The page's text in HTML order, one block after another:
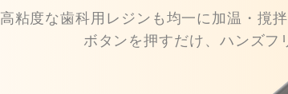
高粘度な歯科用レジンも均一に加温・撹
ボタンを押すだけ、ハンズフ